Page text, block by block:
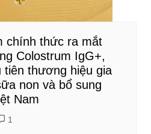
chính thức ra mắt
Colostrum IgG+,
tiên thương hiệu gia
non và bổ sung
Nam
1